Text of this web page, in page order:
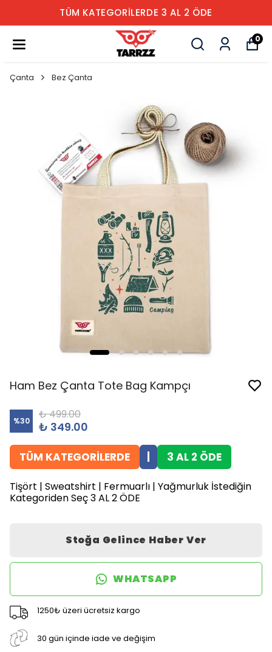
TÜM KATEGORİLERDE 3 AL 2 ÖDE
0
Çanta Bez Çanta
Ham Bez Çanta Tote Bag Kampçı
%30 ₺ 499.00
₺ 349.00
TÜM KATEGORİLERDE 3 AL 2 ÖDE
Tişört | Sweatshirt | Fermuarlı | Yağmurluk İstediğin
Kategoriden Seç 3 AL 2 ÖDE
Stoğa Gelince Haber Ver
WHATSAPP
1250₺ üzeri ücretsiz kargo
30 gün içinde iade ve değişim